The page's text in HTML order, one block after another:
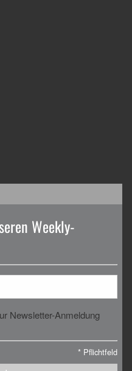
Weekly-
Newsletter-Anmeldung
* Pflichtfeld